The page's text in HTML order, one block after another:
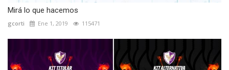
Mirá lo que hacemos
gcorti Ene 1, 2019 115471